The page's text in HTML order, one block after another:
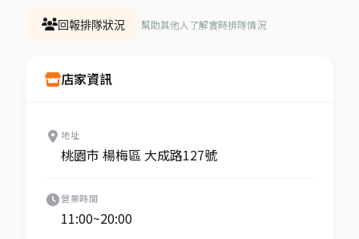
回報排隊狀況 幫助其他人了解實時排隊情況
店家資訊
地址
桃園市 楊梅區 大成路127號
營業時間
11:00~20:00